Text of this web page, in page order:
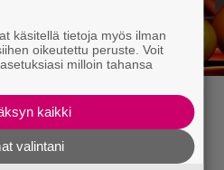
Loton ja
Tokmannilla,
käsitellä tietoja myös ilman
oikeutettu peruste. Voit
milloin tahansa
kaikki
valintani